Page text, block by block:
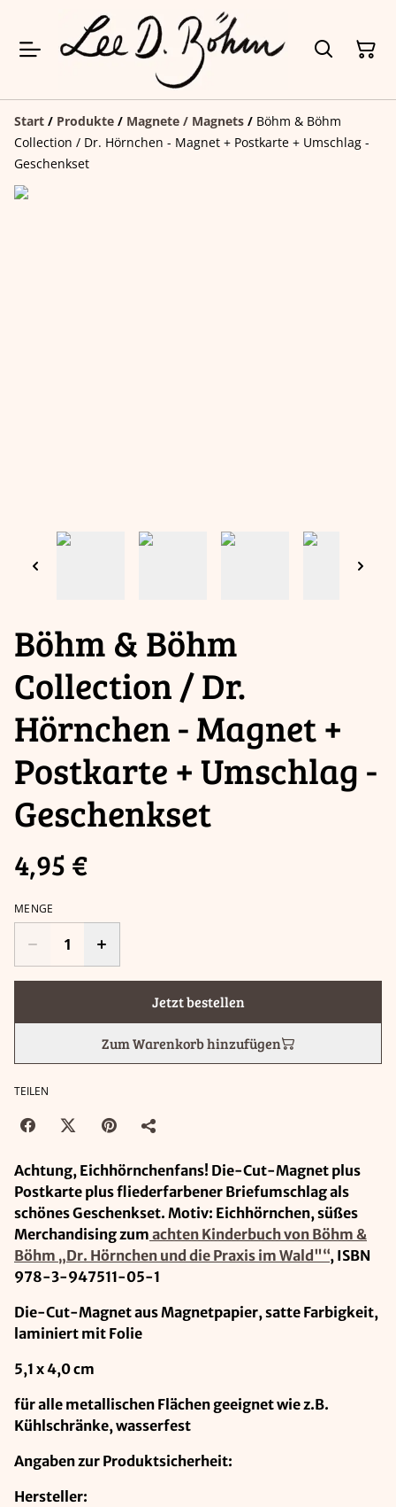
Start / Produkte / Magnete / Magnets / Böhm & Böhm
Collection / Dr. Hörnchen - Magnet + Postkarte + Umschlag -
Geschenkset
Böhm & Böhm
Collection / Dr.
Hörnchen - Magnet +
Postkarte + Umschlag -
Geschenkset
4,95 €
MENGE
Jetzt bestellen
Zum Warenkorb hinzufügen
TEILEN
Achtung, Eichhörnchenfans! Die-Cut-Magnet plus
Postkarte plus fliederfarbener Briefumschlag als
schönes Geschenkset. Motiv: Eichhörnchen, süßes
Merchandising zum achten Kinderbuch von Böhm &
Böhm „Dr. Hörnchen und die Praxis im Wald"“, ISBN
978-3-947511-05-1
Die-Cut-Magnet aus Magnetpapier, satte Farbigkeit,
laminiert mit Folie
5,1 x 4,0 cm
für alle metallischen Flächen geeignet wie z.B.
Kühlschränke, wasserfest
Angaben zur Produktsicherheit:
Hersteller: